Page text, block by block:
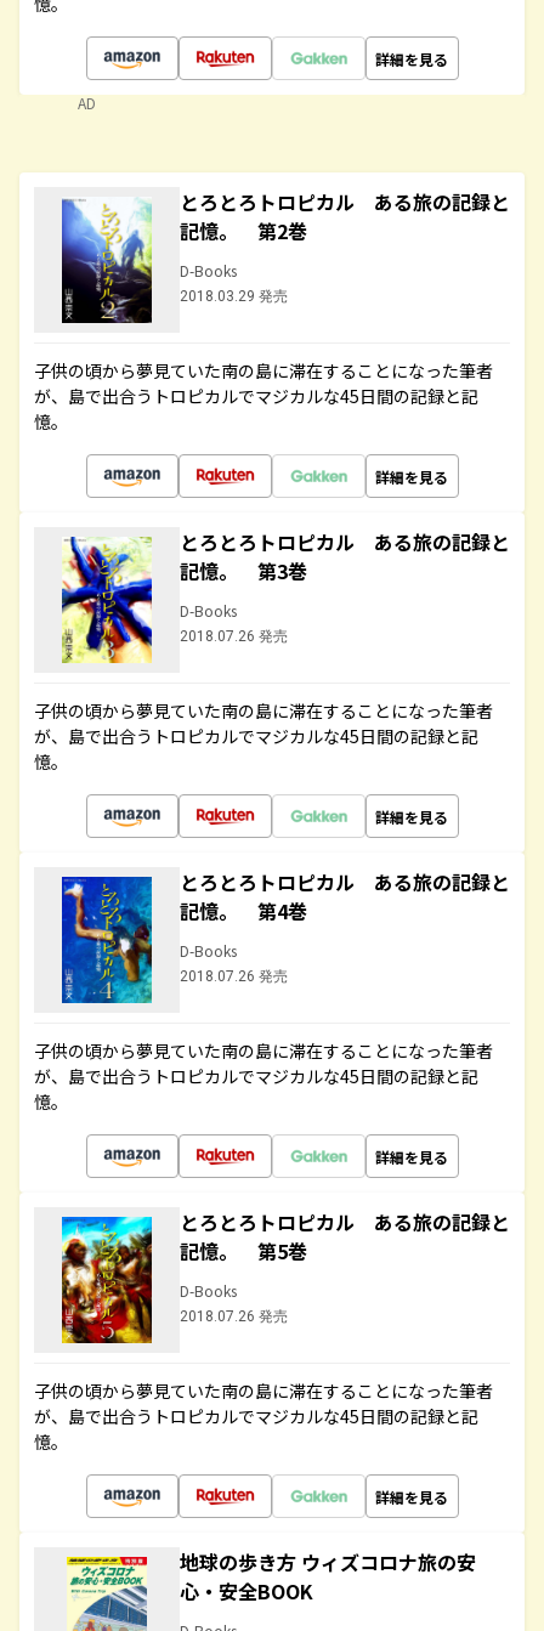
詳細を見る
AD
とろとろトロピカル ある旅の記録と
記憶。 第2巻
D-Books
2018.03.29 発売
子供の頃から夢見ていた南の島に滞在することになった筆者
が、島で出合うトロピカルでマジカルな45日間の記録と記
憶。
詳細を見る
とろとろトロピカル ある旅の記録と
記憶。 第3巻
D-Books
2018.07.26 発売
子供の頃から夢見ていた南の島に滞在することになった筆者
が、島で出合うトロピカルでマジカルな45日間の記録と記
憶。
詳細を見る
とろとろトロピカル ある旅の記録と
記憶。 第4巻
D-Books
2018.07.26 発売
子供の頃から夢見ていた南の島に滞在することになった筆者
が、島で出合うトロピカルでマジカルな45日間の記録と記
憶。
詳細を見る
とろとろトロピカル ある旅の記録と
記憶。 第5巻
D-Books
2018.07.26 発売
子供の頃から夢見ていた南の島に滞在することになった筆者
が、島で出合うトロピカルでマジカルな45日間の記録と記
憶。
詳細を見る
地球の歩き方 ウィズコロナ旅の安
心・安全BOOK